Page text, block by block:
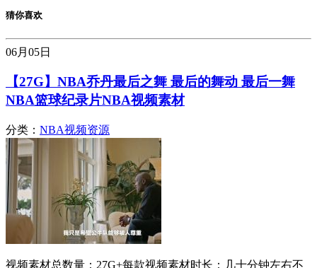
猜你喜欢
06月 05日
【27G】NBA乔丹最后之舞 最后的舞动 最后一舞
NBA篮球纪录片NBA视频素材
分类： NBA视频资源
视频素材总数量：27G+每款视频素材时长：几十分钟左右不